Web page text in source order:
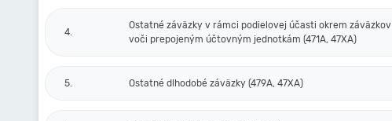
4.
Ostatné záväzky v rámci podielovej účasti okrem záväzkov
voči prepojeným účtovným jednotkám (471A, 47XA)
5. Ostatné dlhodobé záväzky (479A, 47XA)